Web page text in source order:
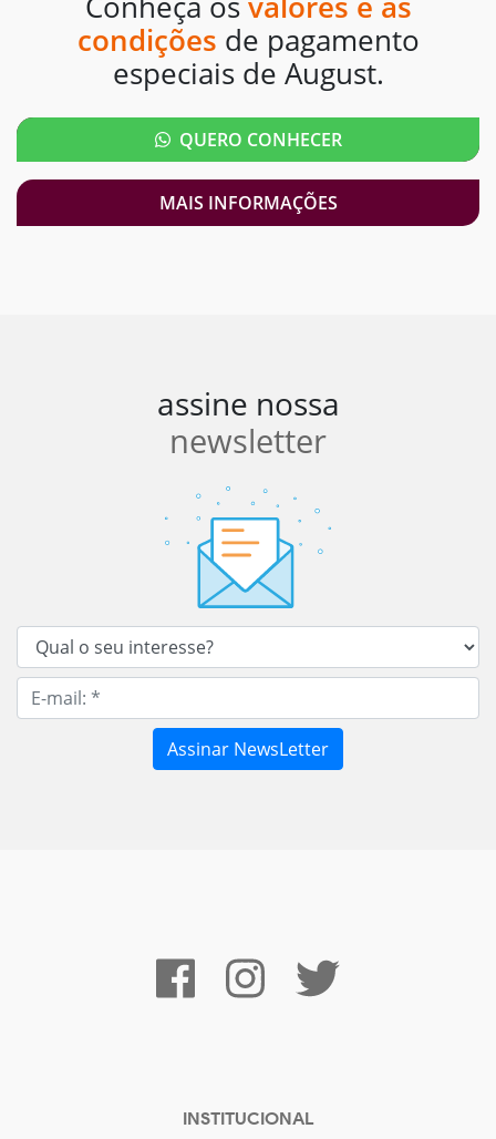
condições de pagamento
especiais de August.
QUERO CONHECER
MAIS INFORMAÇÕES
assine nossa
newsletter
INSTITUCIONAL